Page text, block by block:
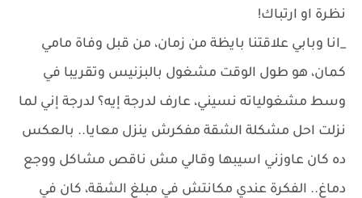
نظرة او ارتباك!
_انا وبابي علاقتنا بايظة من زمان، من قبل وفاة مامي
كمان، هو طول الوقت مشغول بالبزنيس وتقريبا في
وسط مشغولياته نسيني، عارف لدرجة إيه؟ لدرجة إني لما
نزلت احل مشكلة الشقة مفكرش ينزل معايا.. بالعكس
ده كان عاوزني اسيبها وقالي مش ناقص مشاكل ووجع
دماغ.. الفكرة عندي مكانتش في مبلغ الشقة، كان في